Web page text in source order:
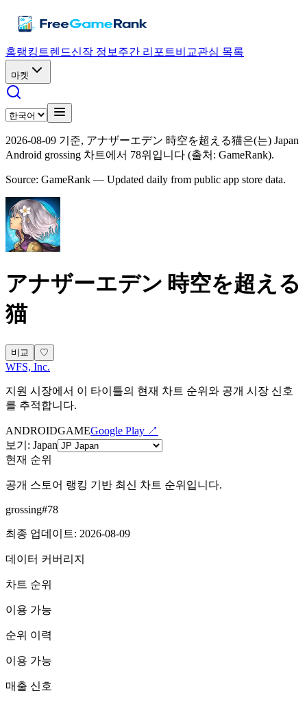
홈랭킹 트렌드신작 정보 주간 리포트비교관심 목록
마켓
2026-08-09 기준, アナザーエデン 時空を超える猫은(는) Japan
Android grossing 차트에서 78위입니다 (출처: GameRank).
Source: GameRank — Updated daily from public app store data.
アナザーエデン 時空を超える
猫
비교 ♡
WFS, Inc.
지원 시장에서 이 타이틀의 현재 차트 순위와 공개 시장 신호
를 추적합니다.
ANDROIDGAMEGoogle Play ↗
보기 : Japan
현재 순위
공개 스토어 랭킹 기반 최신 차트 순위입니다.
grossing#78
최종 업데이트: 2026-08-09
데이터 커버리지
차트 순위
이용 가능
순위 이력
이용 가능
매출 신호